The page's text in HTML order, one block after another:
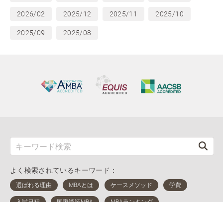
2026/02 2025/12 2025/11 2025/10
2025/09 2025/08
よく検索されているキーワード：